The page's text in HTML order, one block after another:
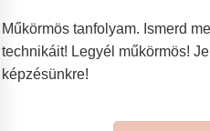
Műkörmös tanfolyam. Ismerd
technikáit! Legyél műkörmös!
képzésünkre!